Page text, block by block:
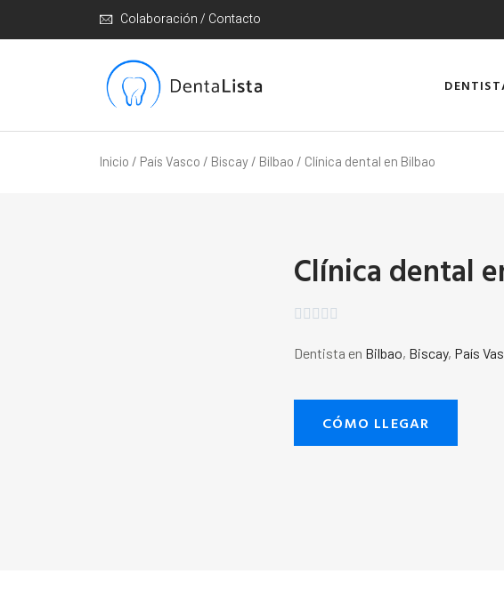
Colaboración / Contacto
Inicio / País Vasco / Biscay / Bilbao / Clínica dental en Bilbao
Clínica dental
    
Dentista en Bilbao, Biscay, País
CÓMO LLEGAR